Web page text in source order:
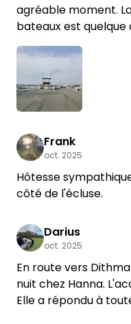
agréable moment.
bateaux est
gratuit vers
non plus.
Frank
oct. 2025
Hôtesse
côté de l'écluse.
Darius
oct. 2025
En route vers
nuit chez Hanna.
Elle a répondu à